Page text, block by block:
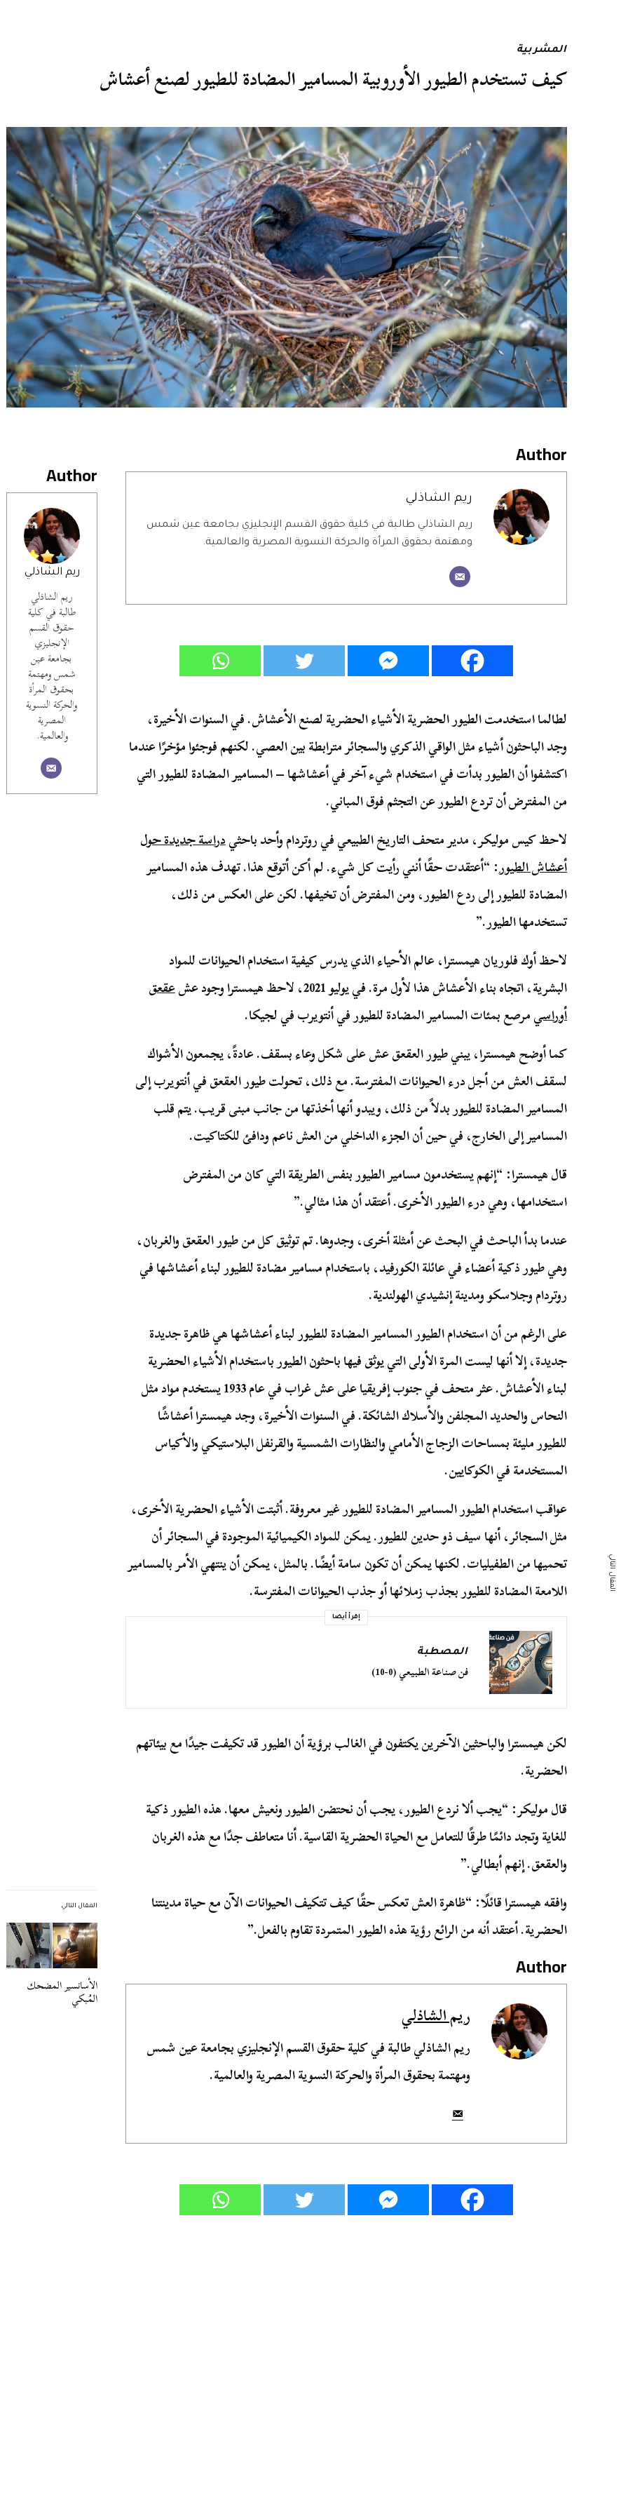
المشربية
كيف تستخدم الطيور الأوروبية المسامير المضادة للطيور لصنع أعشاش
Author
ريم الشاذلي
ريم الشاذلي
طالبة في كلية
حقوق القسم
الإنجليزي
بجامعة عين
شمس ومهتمة
بحقوق المرأة
والحركة النسوية
المصرية
والعالمية.
المقال التالي
الأسانسير المضحك
المُبكي
Author
ريم الشاذلي
ريم الشاذلي طالبة في كلية حقوق القسم الإنجليزي بجامعة عين شمس
ومهتمة بحقوق المرأة والحركة النسوية المصرية والعالمية.
لطالما استخدمت الطيور الحضرية الأشياء الحضرية لصنع الأعشاش. في السنوات الأخيرة،
وجد الباحثون أشياء مثل الواقي الذكري والسجائر مترابطة بين العصي. لكنهم فوجئوا مؤخرًا عندما
اكتشفوا أن الطيور بدأت في استخدام شيء آخر في أعشاشها – المسامير المضادة للطيور التي
من المفترض أن تردع الطيور عن التجثم فوق المباني.
لاحظ كيس موليكر، مدير متحف التاريخ الطبيعي في روتردام وأحد باحثيدراسة جديدة حول
أعشاش الطيور: “أعتقدت حقًا أنني رأيت كل شيء. لم أكن أتوقع هذا. تهدف هذه المسامير
المضادة للطيور إلى ردع الطيور، ومن المفترض أن تخيفها. لكن على العكس من ذلك،
تستخدمها الطيور.”
لاحظ أوك فلوريان هيمسترا، عالم الأحياء الذي يدرس كيفية استخدام الحيوانات للمواد
البشرية، اتجاه بناء الأعشاش هذا لأول مرة. في يوليو 2021، لاحظ هيمسترا وجود عش
عقعق
أوراسيمرصع بمئات المسامير المضادة للطيور في أنتويرب في لجيكا.
كما أوضح هيمسترا، يبني طيور العقعق عش على شكل وعاء بسقف. عادةً، يجمعون الأشواك
لسقف العش من أجل درء الحيوانات المفترسة. مع ذلك، تحولت طيور العقعق في أنتويرب إلى
المسامير المضادة للطيور بدلاً من ذلك، ويبدو أنها أخذتها من جانب مبنى قريب. يتم قلب
المسامير إلى الخارج، في حين أن الجزء الداخلي من العش ناعم ودافئ للكتاكيت.
قال هيمسترا: “إنهم يستخدمون مسامير الطيور بنفس الطريقة التي كان من المفترض
استخدامها، وهي درء الطيور الأخرى. أعتقد أن هذا مثالي.”
عندما بدأ الباحث في البحث عن أمثلة أخرى، وجدوها. تم توثيق كل من طيور العقعق والغربان،
وهي طيور ذكية أعضاء في عائلة الكورفيد، باستخدام مسامير مضادة للطيور لبناء أعشاشها في
روتردام وجلاسكو ومدينة إنشيدي الهولندية.
على الرغم من أن استخدام الطيور المسامير المضادة للطيور لبناء أعشاشها هي ظاهرة جديدة
جديدة، إلا أنها ليست المرة الأولى التي يوثق فيها باحثون الطيور باستخدام الأشياء الحضرية
لبناء الأعشاش. عثر متحف في جنوب إفريقيا على عش غراب في عام 1933 يستخدم مواد مثل
النحاس والحديد المجلفن والأسلاك الشائكة. في السنوات الأخيرة، وجد هيمسترا أعشاشًا
للطيور مليئة بمساحات الزجاج الأمامي والنظارات الشمسية والقرنفل البلاستيكي والأكياس
المستخدمة في الكوكايين.
عواقب استخدام الطيور المسامير المضادة للطيور غير معروفة. أثبتت الأشياء الحضرية الأخرى،
مثل السجائر، أنها سيف ذو حدين للطيور. يمكن للمواد الكيميائية الموجودة في السجائر أن
تحميها من الطفيليات. لكنها يمكن أن تكون سامة أيضًا. بالمثل، يمكن أن ينتهي الأمر بالمسامير
اللامعة المضادة للطيور بجذب زملائها أو جذب الحيوانات المفترسة.
إقرأ أيضا
المصطبة
فن صناعة الطبيعي (0-10)
لكن هيمسترا والباحثين الآخرين يكتفون في الغالب برؤية أن الطيور قد تكيفت جيدًا مع بيئاتهم
الحضرية.
قال موليكر: “يجب ألا نردع الطيور، يجب أن نحتضن الطيور ونعيش معها. هذه الطيور ذكية
للغاية وتجد دائمًا طرقًا للتعامل مع الحياة الحضرية القاسية. أنا متعاطف جدًا مع هذه الغربان
والعقعق. إنهم أبطالي.”
وافقه هيمسترا قائلًا: “ظاهرة العش تعكس حقًا كيف تتكيف الحيوانات الآن مع حياة مدينتنا
الحضرية. أعتقد أنه من الرائع رؤية هذه الطيور المتمردة تقاوم بالفعل.”
Author
ريم الشاذلي
ريم الشاذلي طالبة في كلية حقوق القسم الإنجليزي بجامعة عين شمس
ومهتمة بحقوق المرأة والحركة النسوية المصرية والعالمية.
المقال التالي